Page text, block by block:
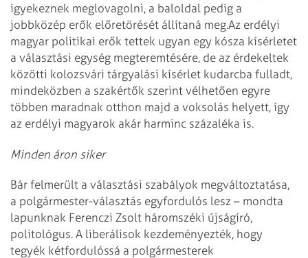
igyekeznek meglovagolni, a baloldal pedig a
jobbközép erők előretörését állítaná meg.Az erdélyi
magyar politikai erők tettek ugyan egy kósza kísérletet
a választási egység megteremtésére, de az érdekeltek
közötti kolozsvári tárgyalási kísérlet kudarcba fulladt,
mindeközben a szakértők szerint vélhetően egyre
többen maradnak otthon majd a voksolás helyett, így
az erdélyi magyarok akár harminc százaléka is.
Minden áron siker
Bár felmerült a választási szabályok megváltoztatása,
a polgármester-választás egyfordulós lesz – mondta
lapunknak Ferenczi Zsolt háromszéki újságíró,
politológus. A liberálisok kezdeményezték, hogy
tegyék kétfordulóssá a polgármesterek